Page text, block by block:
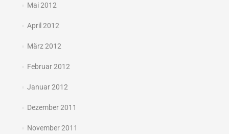
Mai 2012
April 2012
März 2012
Februar 2012
Januar 2012
Dezember 2011
November 2011